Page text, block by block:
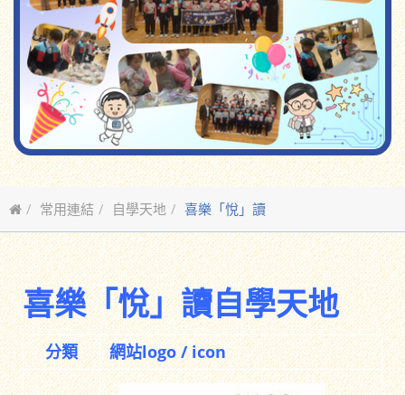
常用連結 自學天地 喜樂「悅」讀
喜樂「悅」讀自學天地
分類 網站logo / icon